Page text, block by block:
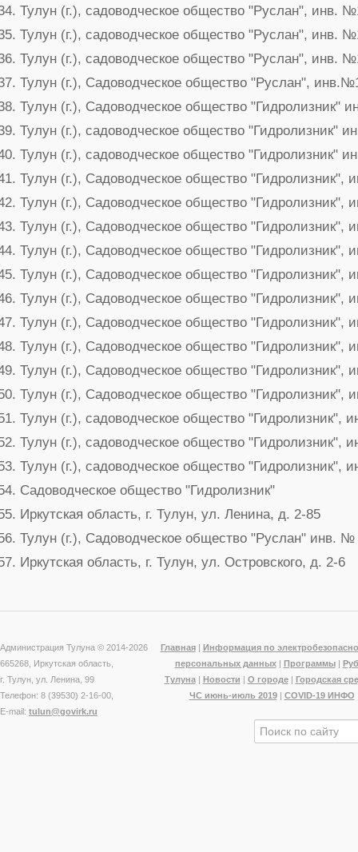
Тулун (г.), садоводческое общество "Руслан", инв.
Тулун (г.), садоводческое общество "Руслан", инв.
Тулун (г.), садоводческое общество "Руслан", инв.
Тулун (г.), Садоводческое общество "Руслан",
Тулун (г.), Садоводческое общество "Гидролизник"
Тулун (г.), садоводческое общество "Гидролизник"
Тулун (г.), садоводческое общество "Гидролизник"
Тулун (г.), Садоводческое общество "Гидролизник",
Тулун (г.), Садоводческое общество "Гидролизник",
Тулун (г.), Садоводческое общество "Гидролизник",
Тулун (г.), Садоводческое общество "Гидролизник",
Тулун (г.), Садоводческое общество "Гидролизник",
Тулун (г.), Садоводческое общество "Гидролизник",
Тулун (г.), Садоводческое общество "Гидролизник",
Тулун (г.), Садоводческое общество "Гидролизник",
Тулун (г.), Садоводческое общество "Гидролизник",
Тулун (г.), Садоводческое общество "Гидролизник",
Тулун (г.), садоводческое общество "Гидролизник",
Тулун (г.), садоводческое общество "Гидролизник",
Тулун (г.), садоводческое общество "Гидролизник",
Садоводческое общество "Гидролизник"
Иркутская область, г. Тулун, ул. Ленина, д. 2-85
Тулун (г.), Садоводческое общество "Руслан" инв. №
Иркутская область, г. Тулун, ул. Островского, д. 2-6
Администрация Тулуна © 2014-2026
665268, Иркутская область,
г. Тулун, ул. Ленина, 99
Телефон: 8 (39530) 2-16-00,
E-mail: tulun@govirk.ru
Главная| Информация по
персональных данных| Программы|
Тулуна| Новости | О городе| Городская
ЧС июнь-июль 2019| COVID-19 ИНФО